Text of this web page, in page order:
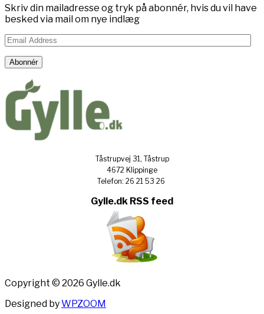
Skriv din mailadresse og tryk på abonnér, hvis du vil have
besked via mail om nye indlæg
Email
Address
Abonnér
Tåstrupvej 31, Tåstrup
4672 Klippinge
Telefon: 26 21 53 26
Gylle.dk RSS feed
Copyright © 2026 Gylle.dk
Designed byWPZOOM